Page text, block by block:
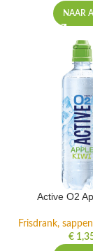
NAAR
Active O2
Frisdrank,
€